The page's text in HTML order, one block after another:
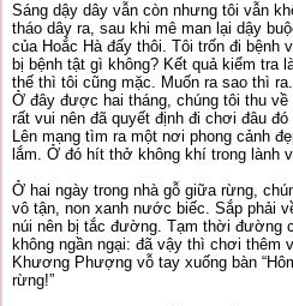
Sáng dậy dây vẫn còn nhưng tôi vẫn
tháo dây ra, sau khi mê man lại dậy
của Hoắc Hà đấy thôi. Tôi trốn đi bệnh
bị bệnh tật gì không? Kết quả kiểm tra
thế thì tôi cũng mặc. Muốn ra sao thì ra.
Ở đây được hai tháng, chúng tôi thu
rất vui nên đã quyết định đi chơi đâu
Lên mạng tìm ra một nơi phong cảnh
lắm. Ở đó hít thở không khí trong lành
Ở hai ngày trong nhà gỗ giữa rừng,
vô tận, non xanh nước biếc. Sắp phải
núi nên bị tắc đường. Tạm thời đường
không ngần ngại: đã vậy thì chơi thêm
Khương Phượng vỗ tay xuống bàn
rừng!”